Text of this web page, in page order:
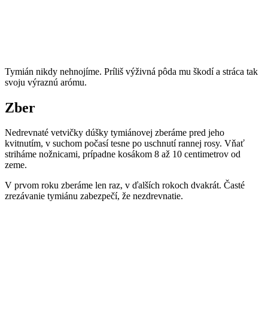
Tymián nikdy nehnojíme. Príliš výživná pôda mu škodí a stráca tak
svoju výraznú arómu.
Zber
Nedrevnaté vetvičky dúšky tymiánovej zberáme pred jeho
kvitnutím, v suchom počasí tesne po uschnutí rannej rosy. Vňať
striháme nožnicami, prípadne kosákom 8 až 10 centimetrov od
zeme.
V prvom roku zberáme len raz, v ďalších rokoch dvakrát. Časté
zrezávanie tymiánu zabezpečí, že nezdrevnatie.